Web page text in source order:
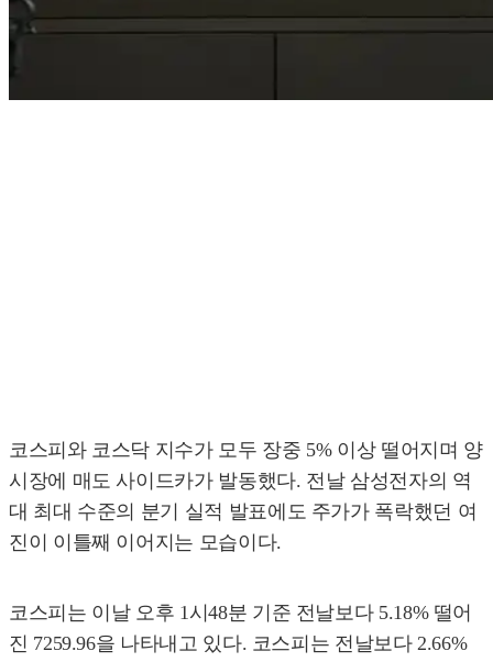
코스피와 코스닥 지수가 모두 장중 5% 이상 떨어지며 양
시장에 매도 사이드카가 발동했다. 전날 삼성전자의 역
대 최대 수준의 분기 실적 발표에도 주가가 폭락했던 여
진이 이틀째 이어지는 모습이다.
코스피는 이날 오후 1시48분 기준 전날보다 5.18% 떨어
진 7259.96을 나타내고 있다. 코스피는 전날보다 2.66%